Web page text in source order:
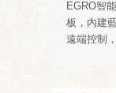
EGRO智
板，內建
遠端控制